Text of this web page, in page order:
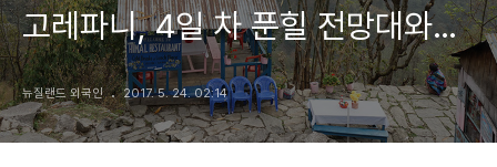
고레파니, 4일 차 푼힐 전망대와
타다파니
뉴질랜드 외국인 2017. 5. 24. 02:14